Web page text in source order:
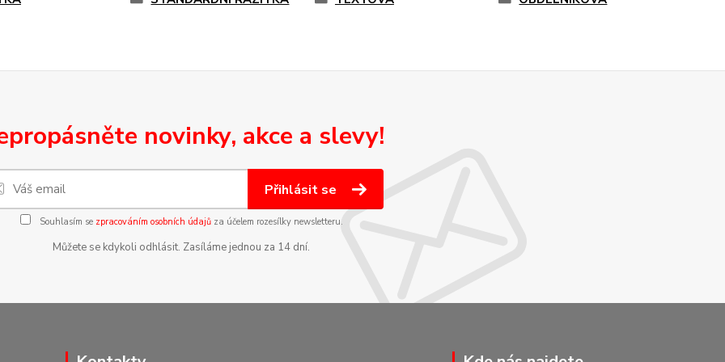
novinky, akce a slevy!
Přihlásit se
Souhlasím se zpracováním osobních údajůza účelem rozesílky newsletteru.
Můžete se kdykoli odhlásit. Zasíláme jednou za 14 dní.